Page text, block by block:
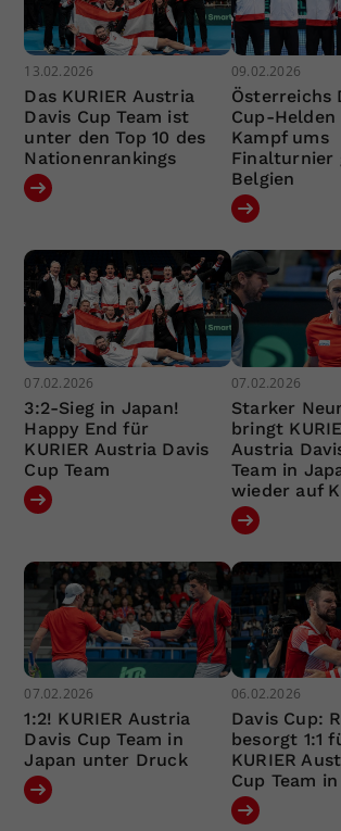
13.02.2026
Das KURIER Austria
Davis Cup Team ist
unter den Top 10 des
Nationenrankings
09.02.2026
Österreichs
Cup-Helden
Kampf ums
Finalturnier
Belgien
07.02.2026
3:2-Sieg in Japan!
Happy End für
KURIER Austria Davis
Cup Team
07.02.2026
Starker
bringt
Austria
Team in
wieder auf
07.02.2026
1:2! KURIER Austria
Davis Cup Team in
Japan unter Druck
06.02.2026
Davis Cup:
besorgt 1:1
KURIER
Cup Team